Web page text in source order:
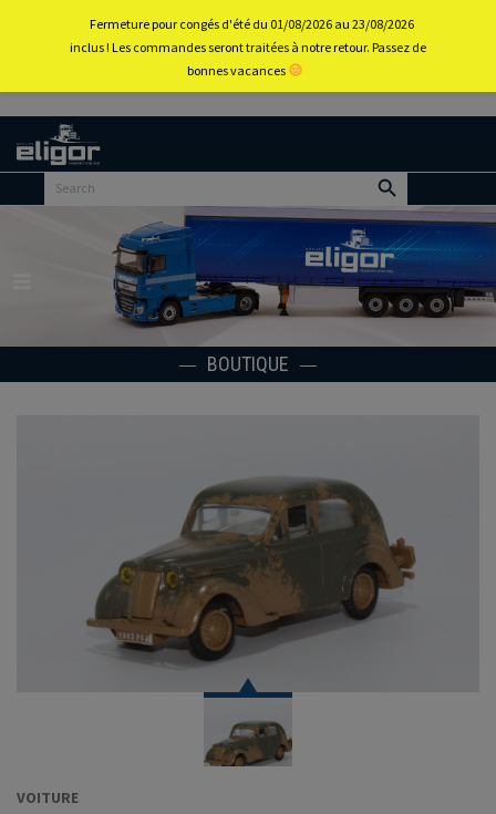
Retour
au
BOUTIQUE
VOITURE
Fermeture pour congés d'été du 01/08/2026 au 23/08/2026
inclus ! Les commandes seront traitées à notre retour. Passez de
bonnes vacances